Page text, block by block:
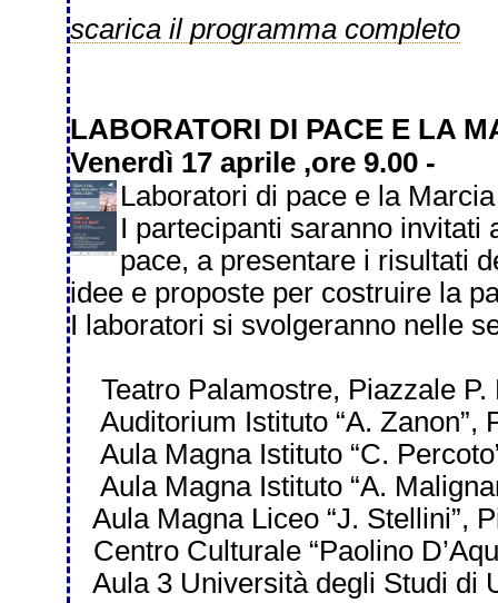
scarica il programma completo
LABORATORI DI PACE E LA
Venerdì 17 aprile ,ore 9.00 -
Laboratori di pace e la
I partecipanti saranno invitati
pace, a presentare i risultati
idee e proposte per costruire la
I laboratori si svolgeranno nelle
Teatro Palamostre, Piazzale P.
Auditorium Istituto “A. Zanon”,
Aula Magna Istituto “C.
Aula Magna Istituto “A.
Aula Magna Liceo “J. Stellini”,
Centro Culturale “Paolino
Aula 3 Università degli Studi di